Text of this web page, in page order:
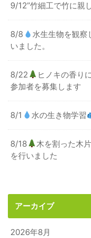
9/12”竹細工で竹に親
8/8 水生生物を観察
いました。
8/22
ヒノキの香り
参加者を募集します
8/1 水の生き物学習
8/18
木を割った木
を行いました
アーカイブ
2026年8月